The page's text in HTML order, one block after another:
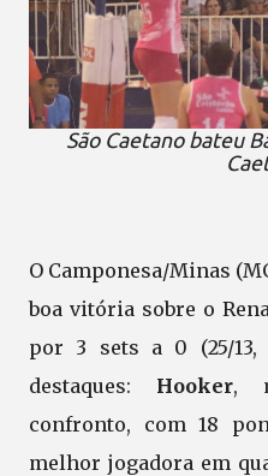
São Caetano bateu
O Camponesa/Minas
boa vitória sobre o
por 3 sets a 0 (25/13,
destaques: Hooker,
confronto, com 18
melhor jogadora em